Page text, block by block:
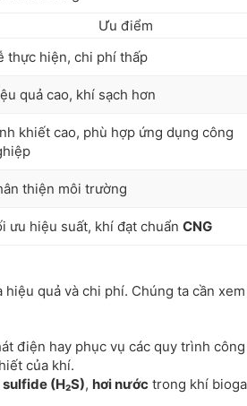
Ưu điểm
thực hiện, chi phí thấp
quả cao, khí sạch hơn
khiết cao, phù hợp ứng dụng công
thiện môi trường
ưu hiệu suất, khí đạt chuẩn CNG
quả và chi phí. Chúng ta cần
điện hay phục vụ các quy trình công
của khí.
(H₂S), hơi nước trong khí